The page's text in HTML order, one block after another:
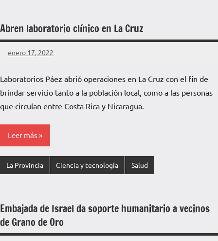
Abren laboratorio clínico en La Cruz
enero 17, 2022
La
de
La
Pampa
Laboratorios Páez abrió operaciones en La Cruz con el fin de
brindar servicio tanto a la población local, como a las personas
que circulan entre Costa Rica y Nicaragua.
Leer más
La Provincia Ciencia y tecnología Salud
Embajada de Israel da soporte humanitario a vecinos
de Grano de Oro